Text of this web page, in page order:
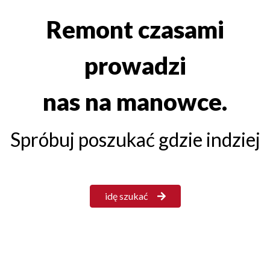
Remont czasami
prowadzi
nas na manowce.
Spróbuj poszukać gdzie indziej
idę szukać